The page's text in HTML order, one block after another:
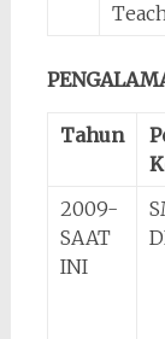
Tahun
2009-
SAAT
INI